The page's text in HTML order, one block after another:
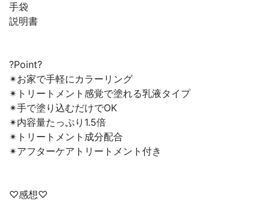
手袋
説明書
?Point?
✴︎お家で手軽にカラーリング
✴︎トリートメント感覚で塗れる乳液タイプ
✴︎手で塗り込むだけでOK
✴︎内容量たっぷり1.5倍
✴︎トリートメント成分配合
✴︎アフターケアトリートメント付き
♡感想♡